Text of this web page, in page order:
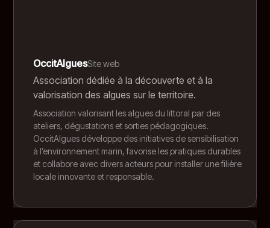
OccitAlguesSite web
Association dédiée à la découverte et à la
valorisation des algues sur le territoire.
Association valorisant les algues du littoral par des
ateliers, dégustations et sorties pédagogiques.
OccitAlgues développe des initiatives de sensibilisation
à l’environnement marin, favorise les pratiques durables
et collabore avec divers acteurs pour installer une filière
locale innovante et responsable.